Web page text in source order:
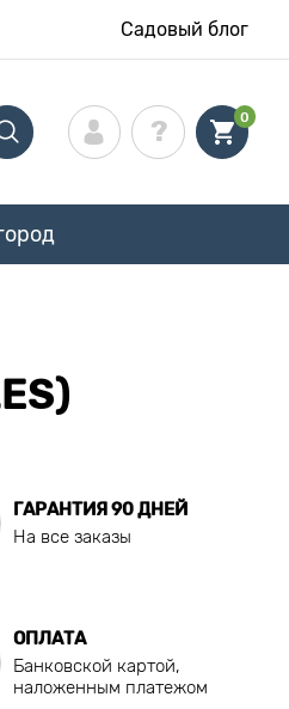
Садовый блог
0
ГАРАНТИЯ 90 ДНЕЙ
На все заказы
ОПЛАТА
Банковской картой,
наложенным платежом